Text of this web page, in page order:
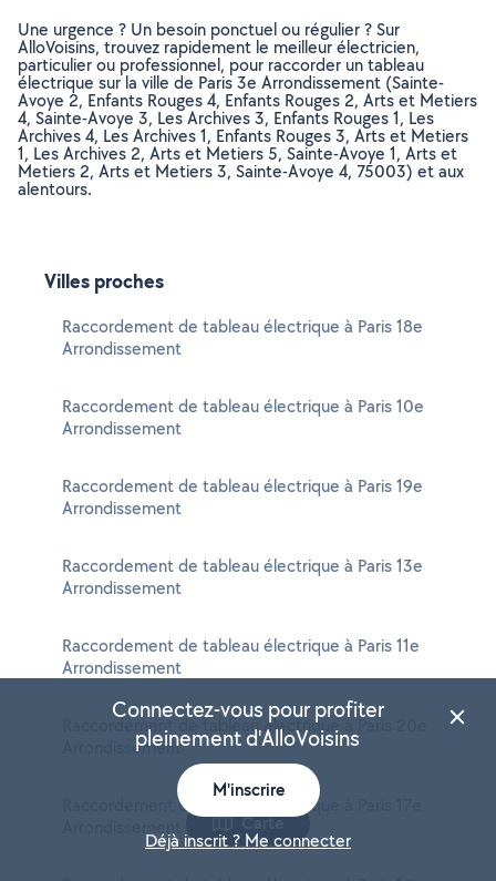
Une urgence ? Un besoin ponctuel ou régulier ? Sur
AlloVoisins, trouvez rapidement le meilleur électricien,
particulier ou professionnel, pour raccorder un tableau
électrique sur la ville de Paris 3e Arrondissement (Sainte-
Avoye 2, Enfants Rouges 4, Enfants Rouges 2, Arts et Metiers
4, Sainte-Avoye 3, Les Archives 3, Enfants Rouges 1, Les
Archives 4, Les Archives 1, Enfants Rouges 3, Arts et Metiers
1, Les Archives 2, Arts et Metiers 5, Sainte-Avoye 1, Arts et
Metiers 2, Arts et Metiers 3, Sainte-Avoye 4, 75003) et aux
alentours.
Villes proches
Raccordement de tableau électrique à Paris 18e
Arrondissement
Raccordement de tableau électrique à Paris 10e
Arrondissement
Raccordement de tableau électrique à Paris 19e
Arrondissement
Raccordement de tableau électrique à Paris 13e
Arrondissement
Raccordement de tableau électrique à Paris 11e
Arrondissement
Raccordement de tableau électrique à Paris 20e
Arrondissement
Raccordement de tableau électrique à Paris 17e
Carte
Connectez-vous pour profiter
pleinement d'AlloVoisins
M'inscrire
Déjà inscrit ? Me connecter